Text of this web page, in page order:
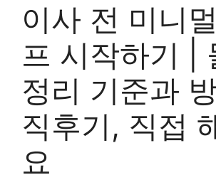
이사 전 미니
프 시작하기 |
정리 기준과
직후기, 직접
요